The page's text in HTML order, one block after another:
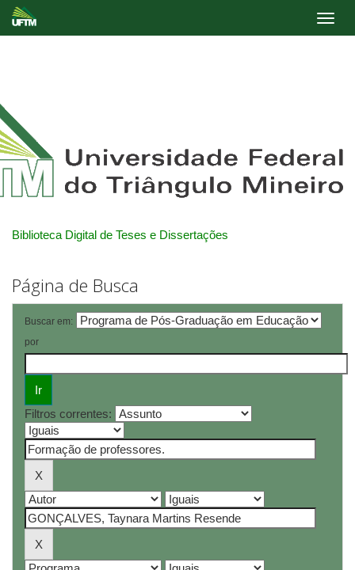
Biblioteca Digital de Teses e Dissertações
Página de Busca
Buscar em:
por
Filtros correntes: